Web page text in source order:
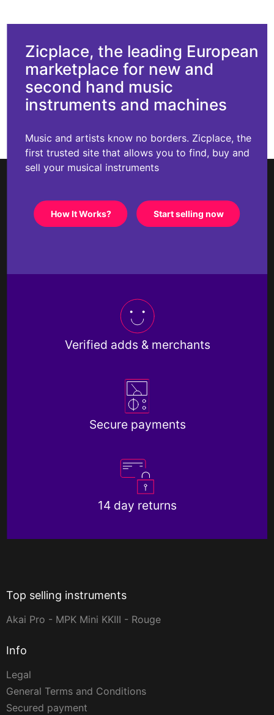
Zicplace, the leading European
marketplace for new and
second hand music
instruments and machines
Music and artists know no borders. Zicplace, the
first trusted site that allows you to find, buy and
sell your musical instruments
How It Works? Start selling now
Verified adds & merchants
Secure payments
14 day returns
Top selling instruments
Akai Pro - MPK Mini KKIII - Rouge
Info
Legal
General Terms and Conditions
Secured payment